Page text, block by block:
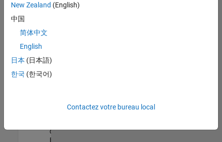
des
opportunités
votre
région.
Senior Software Quality Engineer
Senior
Engineer
qualité |
Expérimenté(e)
New Zealand (English)
中国
简体中文
English
日本 (日本語)
한국 (한국어)
Contactez votre bureau local